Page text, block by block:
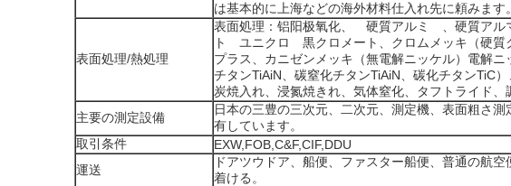
は基本的に上海などの海外材料仕入れ先に頼みま
表面処理/熱処理
表面処理：铝阳极氧化、 硬質アルミ 、硬質アル
ト ユニクロ 黒クロメート、クロムメッキ（硬質
プラス、カニゼンメッキ（無電解ニッケル）電解
チタンTiAiN、碳窒化チタンTiAiN、碳化チタンTiC
炭焼入れ、浸氮焼きれ、気体窒化、タフトライド、
主要の測定設備
日本の三豊の三次元、二次元、測定機、表面粗さ
有しています。
取引条件
EXW,FOB,C&F,CIF,DDU
運送
ドアツウドア、船便、ファスター船便、普通の航
着ける。